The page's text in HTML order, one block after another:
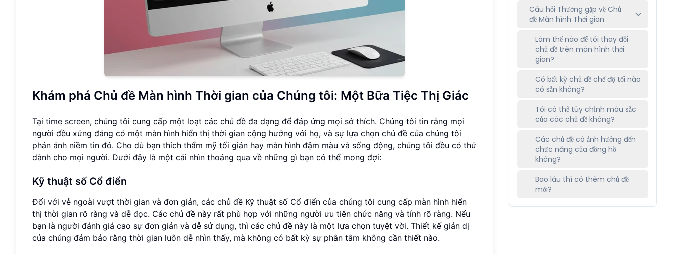
Khám phá Chủ đề Màn hình Thời gian của Chúng tôi: Một Bữa Tiệc Thị Giác
Tại time screen, chúng tôi cung cấp một loạt các chủ đề đa dạng để đáp ứng mọi sở thích. Chúng tôi tin rằng mọi
người đều xứng đáng có một màn hình hiển thị thời gian cộng hưởng với họ, và sự lựa chọn chủ đề của chúng tôi
phản ánh niềm tin đó. Cho dù bạn thích thẩm mỹ tối giản hay màn hình đậm màu và sống động, chúng tôi đều có thứ
dành cho mọi người. Dưới đây là một cái nhìn thoáng qua về những gì bạn có thể mong đợi:
Kỹ thuật số Cổ điển
Đối với vẻ ngoài vượt thời gian và đơn giản, các chủ đề Kỹ thuật số Cổ điển của chúng tôi cung cấp màn hình hiển
thị thời gian rõ ràng và dễ đọc. Các chủ đề này rất phù hợp với những người ưu tiên chức năng và tính rõ ràng. Nếu
bạn là người đánh giá cao sự đơn giản và dễ sử dụng, thì các chủ đề này là một lựa chọn tuyệt vời. Thiết kế giản dị
của chúng đảm bảo rằng thời gian luôn dễ nhìn thấy, mà không có bất kỳ sự phân tâm không cần thiết nào.
Câu hỏi Thường gặp về Chủ
đề Màn hình Thời gian
Làm thế nào để tôi thay đổi
chủ đề trên màn hình thời
gian?
Có bất kỳ chủ đề chế độ tối nào
có sẵn không?
Tôi có thể tùy chỉnh màu sắc
của các chủ đề không?
Các chủ đề có ảnh hưởng đến
chức năng của đồng hồ
không?
Bao lâu thì có thêm chủ đề
mới?